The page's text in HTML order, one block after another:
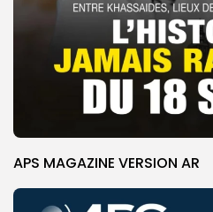
APS MAGAZINE VERSION AR